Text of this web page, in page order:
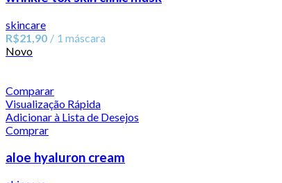
skincare
R$21,90
1 máscara
Novo
Comparar
Visualização Rápida
Adicionar à Lista de Desejos
Comprar
aloe hyaluron cream